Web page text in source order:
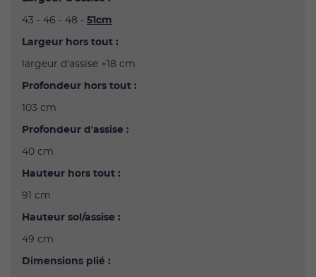
43 - 46 - 48 - 51cm
Largeur hors tout :
largeur d'assise +18 cm
Profondeur hors tout :
103 cm
Profondeur d'assise :
40 cm
Hauteur hors tout :
91 cm
Hauteur sol/assise :
49 cm
Dimensions plié :